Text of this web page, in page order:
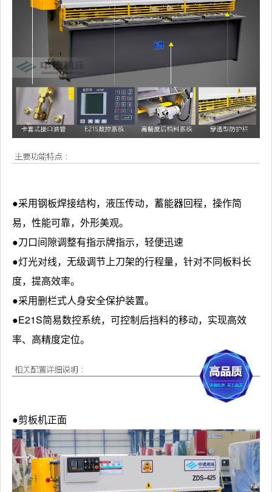
●采用钢板焊接结构，液压传动，蓄能器回程，操作简
易，性能可靠，外形美观。
●刀口间隙调整有指示牌指示，轻便迅速
●灯光对线，无级调节上刀架的行程量，针对不同板料长
度，提高效率。
●采用删栏式人身安全保护装置。
●E21S简易数控系统，可控制后挡料的移动，实现高效
率、高精度定位。
●剪板机正面